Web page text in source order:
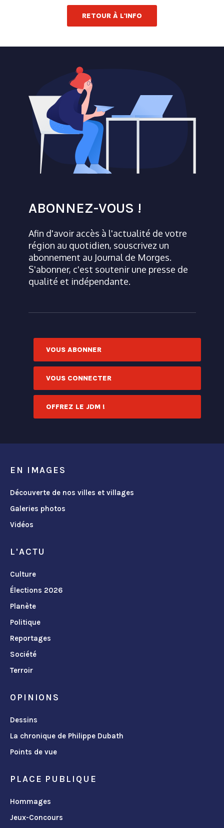
RETOUR À L'INFO
ABONNEZ-VOUS !
Afin d'avoir accès à l'actualité de votre
région au quotidien, souscrivez un
abonnement au Journal de Morges.
S'abonner, c'est soutenir une presse de
qualité et indépendante.
VOUS ABONNER
VOUS CONNECTER
OFFREZ LE JDM !
EN IMAGES
Découverte de nos villes et villages
Galeries photos
Vidéos
L'ACTU
Culture
Élections 2026
Planète
Politique
Reportages
Société
Terroir
OPINIONS
Dessins
La chronique de Philippe Dubath
Points de vue
PLACE PUBLIQUE
Hommages
Jeux-Concours